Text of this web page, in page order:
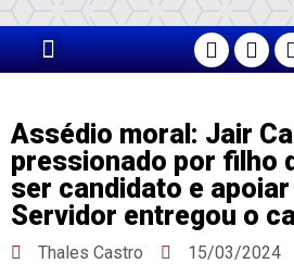
Assédio moral: Jair
pressionado por filho
ser candidato e
Servidor entregou o
Thales Castro 15/03/2024